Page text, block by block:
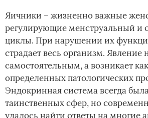
Яичники – жизненно важные
регулирующие менструальный и
циклы. При нарушении их
страдает весь организм. Явление
самостоятельным, а возникает
определенных патологических
Эндокринная система всегда
таинственных сфер, но
удалось найти ответы на многие